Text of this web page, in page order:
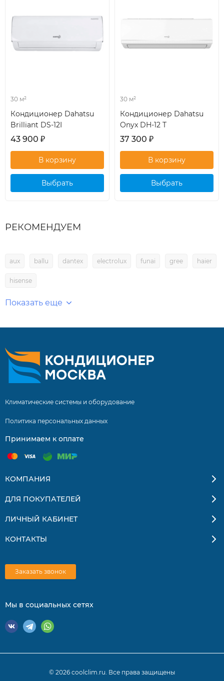
30 м²
Кондиционер Dahatsu
Brilliant DS-12I
43 900 ₽
Выбрать
30 м²
Кондиционер Dahatsu
Onyx DH-12 T
37 300 ₽
Выбрать
РЕКОМЕНДУЕМ
aux ballu dantex electrolux funai gree haier
hisense
Показать еще
Климатические системы и оборудование
Политика персональных данных
Принимаем к оплате
КОМПАНИЯ
ДЛЯ ПОКУПАТЕЛЕЙ
ЛИЧНЫЙ КАБИНЕТ
КОНТАКТЫ
Заказать звонок
Мы в социальных сетях
© 2026 coolclim.ru. Все права защищены